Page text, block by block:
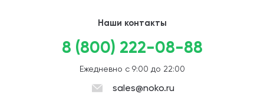
Наши контакты
8 (800) 222-08-88
Ежедневно с 9:00 до 22:00
sales@noko.ru